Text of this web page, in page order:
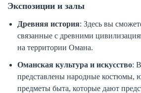
Экспозиции и залы
Древняя история: Здесь вы
связанные с древними
на территории Омана.
Оманская культура и искусство:
представлены народные костюмы,
предметы быта, которые дают